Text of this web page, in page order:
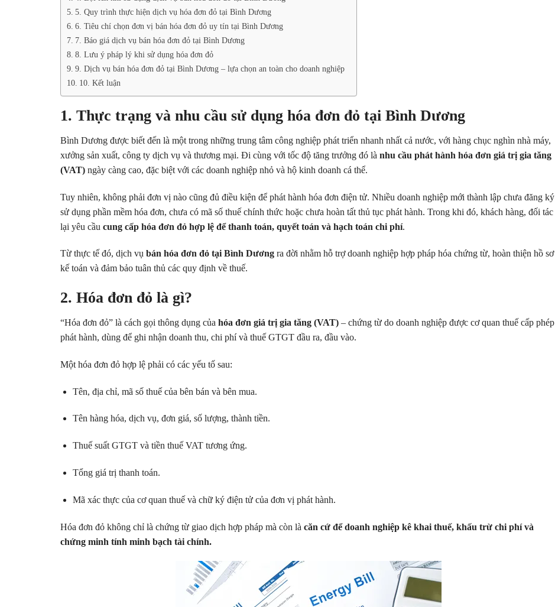
5. Quy trình thực hiện dịch vụ hóa đơn đỏ tại Bình Dương
6. Tiêu chí chọn đơn vị bán hóa đơn đỏ uy tín tại Bình Dương
7. Báo giá dịch vụ bán hóa đơn đỏ tại Bình Dương
8. Lưu ý pháp lý khi sử dụng hóa đơn đỏ
9. Dịch vụ bán hóa đơn đỏ tại Bình Dương – lựa chọn an toàn cho doanh nghiệp
10. Kết luận
1. Thực trạng và nhu cầu sử dụng hóa đơn đỏ tại Bình Dương
Bình Dương được biết đến là một trong những trung tâm công nghiệp phát triển nhanh nhất cả nước, với hàng chục nghìn nhà máy,
xưởng sản xuất, công ty dịch vụ và thương mại. Đi cùng với tốc độ tăng trưởng đó là nhu cầu phát hành hóa đơn giá trị gia tăng
(VAT) ngày càng cao, đặc biệt với các doanh nghiệp nhỏ và hộ kinh doanh cá thể.
Tuy nhiên, không phải đơn vị nào cũng đủ điều kiện để phát hành hóa đơn điện tử. Nhiều doanh nghiệp mới thành lập chưa đăng ký
sử dụng phần mềm hóa đơn, chưa có mã số thuế chính thức hoặc chưa hoàn tất thủ tục phát hành. Trong khi đó, khách hàng, đối tác
lại yêu cầu cung cấp hóa đơn đỏ hợp lệ để thanh toán, quyết toán và hạch toán chi phí.
Từ thực tế đó, dịch vụ bán hóa đơn đỏ tại Bình Dương ra đời nhằm hỗ trợ doanh nghiệp hợp pháp hóa chứng từ, hoàn thiện hồ sơ
kế toán và đảm bảo tuân thủ các quy định về thuế.
2. Hóa đơn đỏ là gì?
“Hóa đơn đỏ” là cách gọi thông dụng của hóa đơn giá trị gia tăng (VAT) – chứng từ do doanh nghiệp được cơ quan thuế cấp phép
phát hành, dùng để ghi nhận doanh thu, chi phí và thuế GTGT đầu ra, đầu vào.
Một hóa đơn đỏ hợp lệ phải có các yếu tố sau:
Tên, địa chỉ, mã số thuế của bên bán và bên mua.
Tên hàng hóa, dịch vụ, đơn giá, số lượng, thành tiền.
Thuế suất GTGT và tiền thuế VAT tương ứng.
Tổng giá trị thanh toán.
Mã xác thực của cơ quan thuế và chữ ký điện tử của đơn vị phát hành.
Hóa đơn đỏ không chỉ là chứng từ giao dịch hợp pháp mà còn là căn cứ để doanh nghiệp kê khai thuế, khấu trừ chi phí và
chứng minh tính minh bạch tài chính.